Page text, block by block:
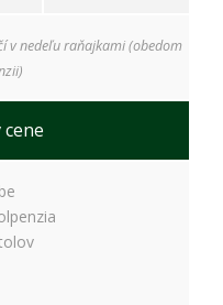
v nedeľu raňajkami (obedom
zlepšovať.
Tieto
informácie
návštevnosti,
vylepšenie
obsahu;